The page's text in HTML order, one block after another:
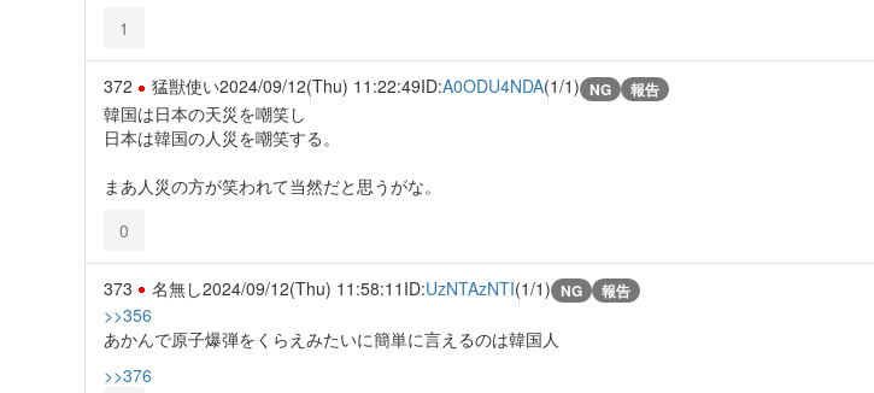
1
372 猛獣使い2024/09/12(Thu) 11:22:49ID:A0ODU4NDA(1/1) NG 報告
韓国は日本の天災を嘲笑し
日本は韓国の人災を嘲笑する。
まあ人災の方が笑われて当然だと思うがな。
0
373 名無し2024/09/12(Thu) 11:58:11 ID:UzNTAzNTI(1/1) NG 報告
>>356
あかんで原子爆弾をくらえみたいに簡単に言えるのは韓国人
>>376